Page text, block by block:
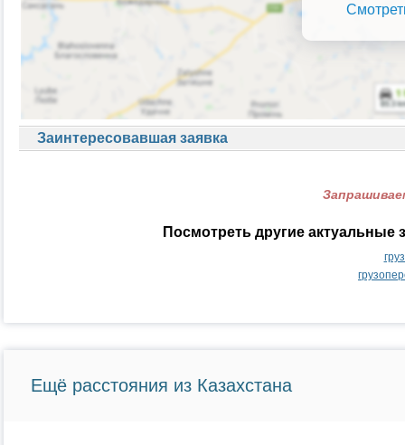
Заинтересовавшая заявка
Посмотреть другие актуальные
Ещё расстояния из Казахстана